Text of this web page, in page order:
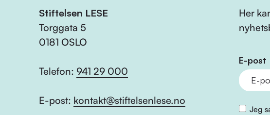
Stiftelsen LESE
Torggata 5
0181 OSLO
Telefon: 941 29 000
E-post: kontakt@stiftelsenlese.no
Her
E-post
Jeg